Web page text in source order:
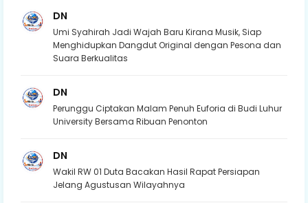
DN
Umi Syahirah Jadi Wajah Baru Kirana Musik, Siap
Menghidupkan Dangdut Original dengan Pesona dan
Suara Berkualitas
DN
Perunggu Ciptakan Malam Penuh Euforia di Budi Luhur
University Bersama Ribuan Penonton
DN
Wakil RW 01 Duta Bacakan Hasil Rapat Persiapan
Jelang Agustusan Wilayahnya